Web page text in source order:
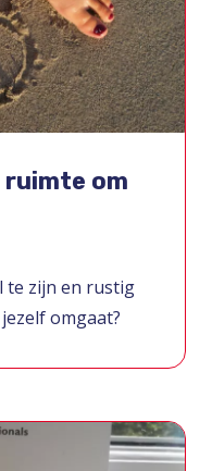
om
te zijn en rustig
omgaat?